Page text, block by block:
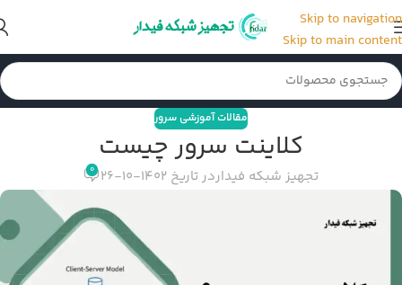
Skip to navigation
Skip to main content
مقالات آموزشی سرور
کلاینت سرور چیست
تجهیز شبکه فیداردر تاریخ 1402-10-26 0